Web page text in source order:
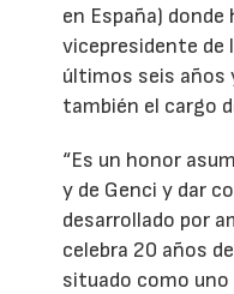
en España) donde
vicepresidente de
últimos seis años
también el cargo
“Es un honor
y de Genci y dar
desarrollado por
celebra 20 años
situado como uno